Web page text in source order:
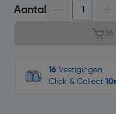
Aantal
16 Vestigingen
Click & Collect